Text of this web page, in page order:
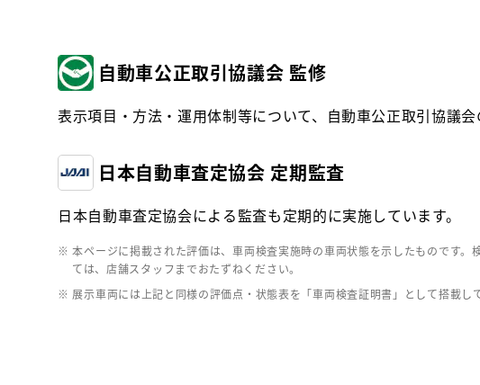
自動車公正取引協議会 監修
表示項目・方法・運用体制等について、自動車公正取引協議
日本自動車査定協会 定期監査
日本自動車査定協会による監査も定期的に実施しています。
※ 本ページに掲載された評価は、車両検査実施時の車両状態を示したものです
ては、店舗スタッフまでおたずねください。
※ 展示車両には上記と同様の評価点・状態表を「車両検査証明書」として搭載して